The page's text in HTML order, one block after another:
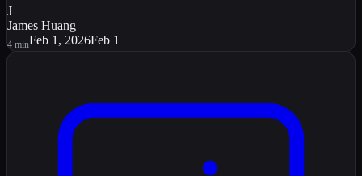
J
James Huang
4 minFeb 1, 2026Feb 1